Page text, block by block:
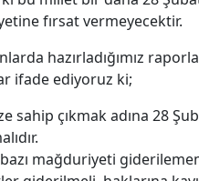
fırsat vermeyecektir.
hazırladığımız
ifade ediyoruz ki;
sahip çıkmak adına 28
bazı mağduriyeti